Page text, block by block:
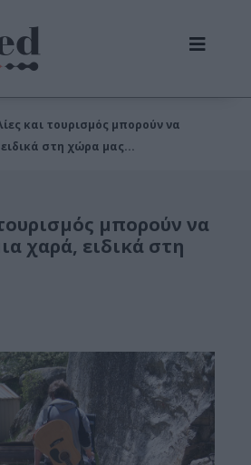
και τουρισμός μπορούν να
στη χώρα μας...
μπορούν να
χαρά, ειδικά στη